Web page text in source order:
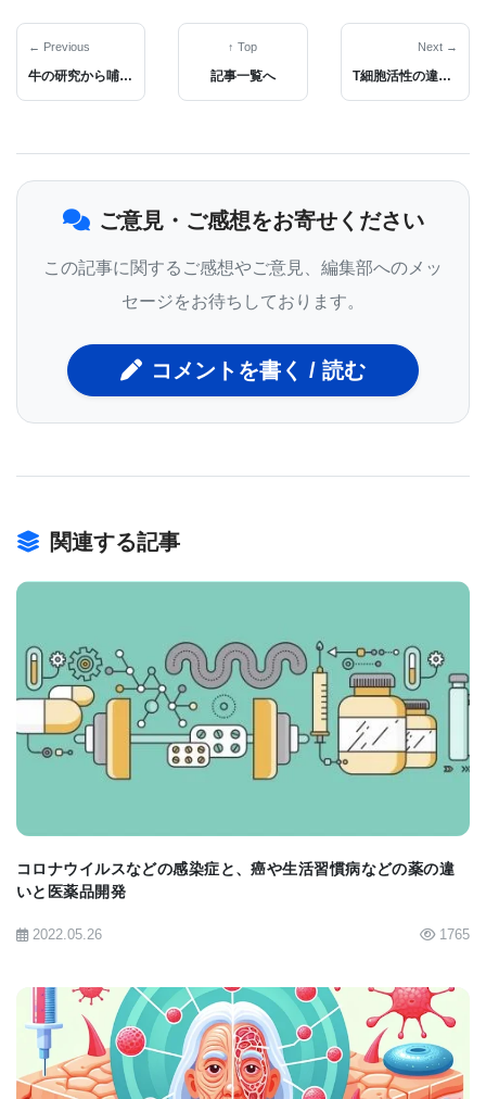
Surveillance: ミシガン狼瘡疫学および監視）プログ
ラムを指揮している。
「狼瘡は、主に女性に影響を与える疾患であり、多
くの場合、すばらしい人生に襲いかかります。」
「MILESプログラムを通じて、私たちはこれまで
に、狼瘡に冒されている黒人女性について、狼瘡の
リスクが20代で最も高いことを示しました。狼瘡の
でした。」とDr. Somersは語っている。
11月に米国腎臓学会の腎臓週間2016会議で発表され
Wenjun Ju、Ph.D.、Associate Research
Scientist、Matthias Kretzler、MD、Nephrology教授
定した。 Ju博士とKretzler博士は以前、このタンパ
ク質が腎臓病の進行の、有望で非侵襲性のバイオマ
ーカーであることを示している。 彼らの研究チーム
は、尿路上皮成長因子タンパク質の減少が、慢性腎
た。
この研究で、研究者らは、394人の狼瘡患者の尿中の
表皮成長因子レベルが、タンパク質 - クレアチニン
与がない患者と区別できることを示した。
さらに、標準的なマーカーではなく、尿の表皮成長
← Previous
牛の研究から哺乳動物のクローンが失敗し易い理由を解明
↑ Top
記事一覧へ
Next →
T細胞活性の違いに関連したクロマチンアクセシビリティのゲノムワイド変化
ご意見・ご感想をお寄せください
この記事に関するご感想やご意見、編集部へのメッ
セージをお待ちしております。
コメントを書く / 読む
関連する記事
BIOMARKET JP
コロナウイルスなどの感染症と、癌や生活習慣病などの薬の違
いと医薬品開発
2022.05.26 1765